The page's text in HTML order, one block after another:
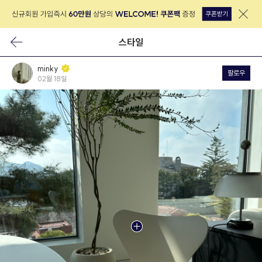
스타일
minky
02월 18일
팔로우